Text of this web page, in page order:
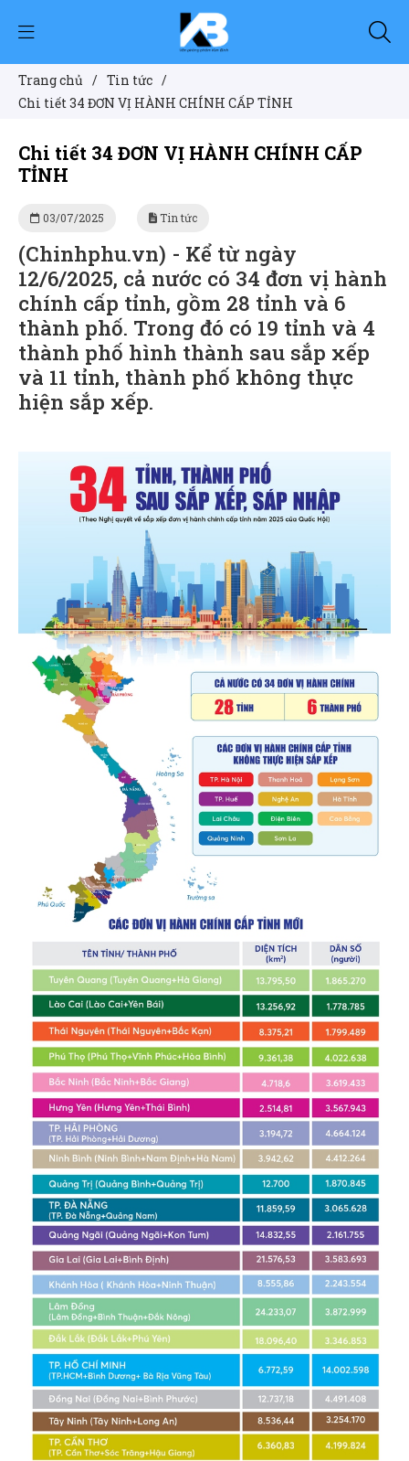
Trang chủ / Tin tức /
Chi tiết 34 ĐƠN VỊ HÀNH CHÍNH CẤP TỈNH
Chi tiết 34 ĐƠN VỊ HÀNH CHÍNH CẤP
TỈNH
03/07/2025 Tin tức
(Chinhphu.vn) - Kể từ ngày
12/6/2025, cả nước có 34 đơn vị hành
chính cấp tỉnh, gồm 28 tỉnh và 6
thành phố. Trong đó có 19 tỉnh và 4
thành phố hình thành sau sắp xếp
và 11 tỉnh, thành phố không thực
hiện sắp xếp.